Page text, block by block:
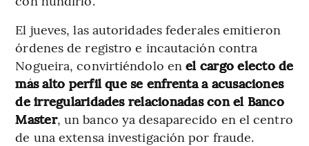
El jueves, las autoridades federales emitieron
órdenes de registro e incautación contra
Nogueira, convirtiéndolo enel cargo electo de
más alto perfil que se enfrenta a acusaciones
de irregularidades relacionadas con el Banco
Master, un banco ya desaparecido en el centro
de una extensa investigación por fraude.